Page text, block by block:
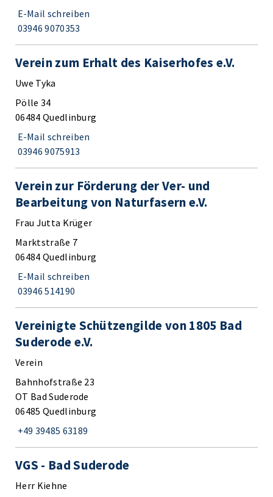
E-Mail schreiben
03946 9070353
Verein zum Erhalt des Kaiserhofes e.V.
Uwe Tyka
Pölle 34
06484 Quedlinburg
E-Mail schreiben
03946 9075913
Verein zur Förderung der Ver- und
Bearbeitung von Naturfasern e.V.
Frau Jutta Krüger
Marktstraße 7
06484 Quedlinburg
E-Mail schreiben
03946 514190
Vereinigte Schützengilde von 1805 Bad
Suderode e.V.
Verein
Bahnhofstraße 23
OT Bad Suderode
06485 Quedlinburg
+49 39485 63189
VGS - Bad Suderode
Herr Kiehne